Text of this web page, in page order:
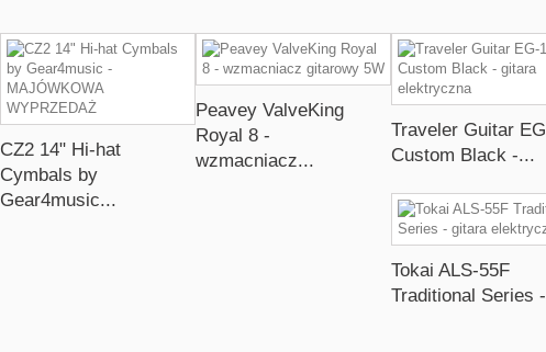
CZ2 14" Hi-hat
Cymbals by
Gear4music...
Peavey ValveKing
Royal 8 -
wzmacniacz...
Traveler Guitar
Custom Black -...
Tokai ALS-55F
Traditional Series